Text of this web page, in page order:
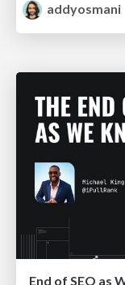
addyosmani